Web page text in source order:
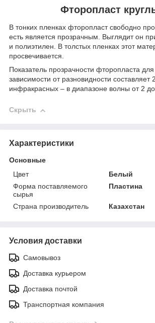
Фторопласт
В тонких пленках фторопласт свободно
есть является прозрачным. Выглядит он
и полиэтилен. В толстых пленках этот
просвечивается.
Показатель прозрачности фторопласта
зависимости от разновидности
инфракрасных – в диапазоне волны от 2
Скрыть
Характеристики
Основные
Цвет
Белый
Форма поставляемого
сырья
Пластина
Страна производитель Казахстан
Условия доставки
Самовывоз
Доставка курьером
Доставка почтой
Транспортная компания